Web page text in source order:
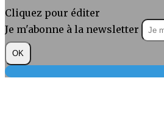
Cliquez pour éditer
Je m'abonne à la newsletter
OK